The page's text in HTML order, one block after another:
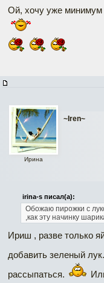
Ой, хочу уже минимум
~Iren~
Ирина
irina-s писал(а):
Обожаю пирожки с
,как эту начинку
Ириш , разве только
добавить зеленый лук.
рассыпаться.